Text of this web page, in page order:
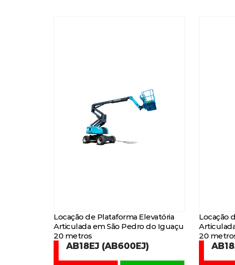
Locação de Plataforma Elevatória
Articulada em São Pedro do Iguaçu
20 metros
AB18EJ (AB600EJ)
Locação
20